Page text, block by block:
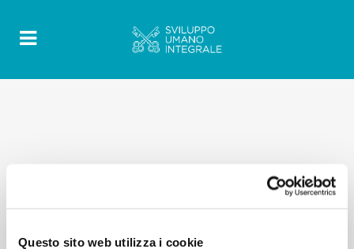
Questo sito web utilizza i cookie